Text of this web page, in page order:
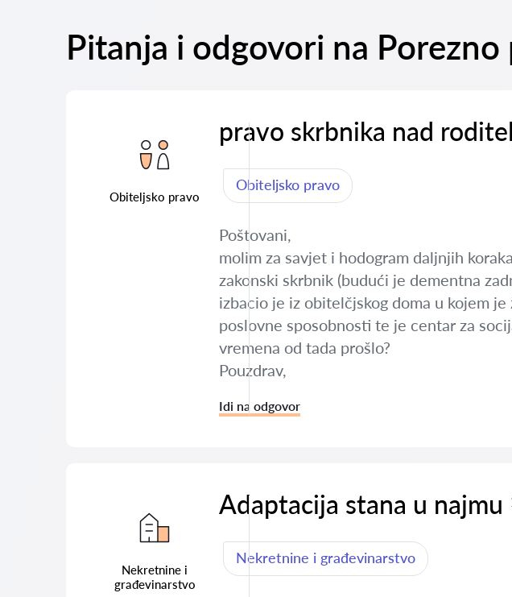
Pitanja i odgovori na Porezno
Obiteljsko pravo
pravo skrbnika nad
Obiteljsko pravo
Poštovani,
molim za savjet i hodogram daljnjih
zakonski skrbnik (budući je dementna
izbacio je iz obitelčjskog doma u kojem
poslovne sposobnosti te je centar za
vremena od tada prošlo?
Pouzdrav,
Idi na odgovor
Nekretnine i
građevinarstvo
Adaptacija stana u najmu
Nekretnine i građevinarstvo